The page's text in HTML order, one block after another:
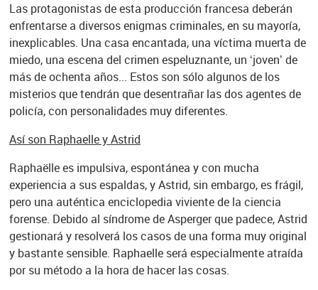
Las protagonistas de esta producción francesa deberán
enfrentarse a diversos enigmas criminales, en su mayoría,
inexplicables. Una casa encantada, una víctima muerta de
miedo, una escena del crimen espeluznante, un ‘joven’ de
más de ochenta años... Estos son sólo algunos de los
misterios que tendrán que desentrañar las dos agentes de
policía, con personalidades muy diferentes.
Así son Raphaelle y Astrid
Raphaëlle es impulsiva, espontánea y con mucha
experiencia a sus espaldas, y Astrid, sin embargo, es frágil,
pero una auténtica enciclopedia viviente de la ciencia
forense. Debido al síndrome de Asperger que padece, Astrid
gestionará y resolverá los casos de una forma muy original
y bastante sensible. Raphaelle será especialmente atraída
por su método a la hora de hacer las cosas.